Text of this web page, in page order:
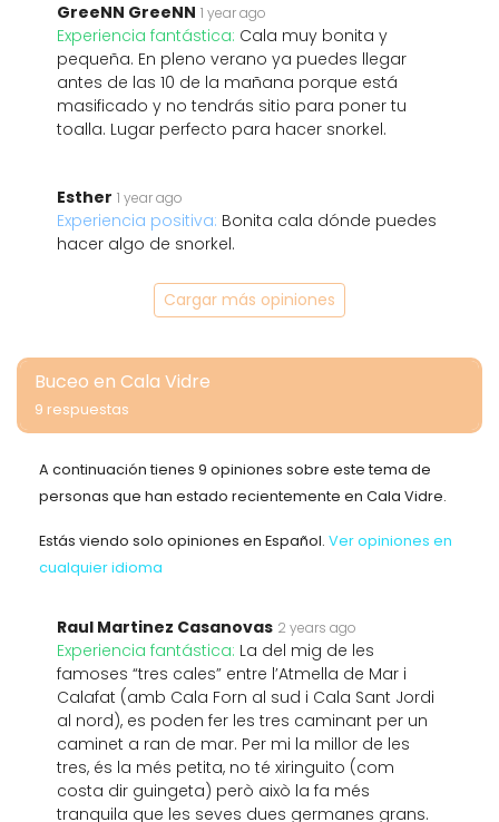
GreeNN GreeNN 1 year ago
Experiencia fantástica: Cala muy bonita y
pequeña. En pleno verano ya puedes llegar
antes de las 10 de la mañana porque está
masificado y no tendrás sitio para poner tu
toalla. Lugar perfecto para hacer snorkel.
Esther 1 year ago
Experiencia positiva: Bonita cala dónde puedes
hacer algo de snorkel.
Cargar más opiniones
Buceo en Cala Vidre
9 respuestas
A continuación tienes 9 opiniones sobre este tema de
personas que han estado recientemente en Cala Vidre.
Estás viendo solo opiniones en Español. Ver opiniones en
cualquier idioma
Raul Martinez Casanovas 2 years ago
Experiencia fantástica: La del mig de les
famoses “tres cales” entre l’Atmella de Mar i
Calafat (amb Cala Forn al sud i Cala Sant Jordi
al nord), es poden fer les tres caminant per un
caminet a ran de mar. Per mi la millor de les
tres, és la més petita, no té xiringuito (com
costa dir guingeta) però això la fa més
tranquila que les seves dues germanes grans.